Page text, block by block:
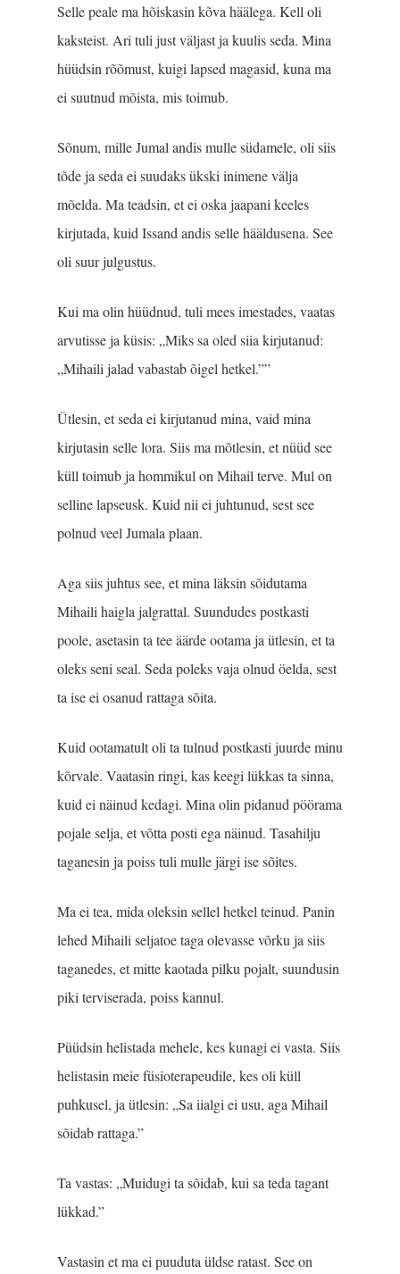
Selle peale ma hõiskasin kõva häälega. Kell oli
kaksteist. Ari tuli just väljast ja kuulis seda. Mina
hüüdsin rõõmust, kuigi lapsed magasid, kuna ma
ei suutnud mõista, mis toimub.
Sõnum, mille Jumal andis mulle südamele, oli siis
tõde ja seda ei suudaks ükski inimene välja
mõelda. Ma teadsin, et ei oska jaapani keeles
kirjutada, kuid Issand andis selle hääldusena. See
oli suur julgustus.
Kui ma olin hüüdnud, tuli mees imestades, vaatas
arvutisse ja küsis: „Miks sa oled siia kirjutanud:
„Mihaili jalad vabastab õigel hetkel.””
Ütlesin, et seda ei kirjutanud mina, vaid mina
kirjutasin selle lora. Siis ma mõtlesin, et nüüd see
küll toimub ja hommikul on Mihail terve. Mul on
selline lapseusk. Kuid nii ei juhtunud, sest see
polnud veel Jumala plaan.
Aga siis juhtus see, et mina läksin sõidutama
Mihaili haigla jalgrattal. Suundudes postkasti
poole, asetasin ta tee äärde ootama ja ütlesin, et ta
oleks seni seal. Seda poleks vaja olnud öelda, sest
ta ise ei osanud rattaga sõita.
Kuid ootamatult oli ta tulnud postkasti juurde minu
kõrvale. Vaatasin ringi, kas keegi lükkas ta sinna,
kuid ei näinud kedagi. Mina olin pidanud pöörama
pojale selja, et võtta posti ega näinud. Tasahilju
taganesin ja poiss tuli mulle järgi ise sõites.
Ma ei tea, mida oleksin sellel hetkel teinud. Panin
lehed Mihaili seljatoe taga olevasse võrku ja siis
taganedes, et mitte kaotada pilku pojalt, suundusin
piki terviserada, poiss kannul.
Püüdsin helistada mehele, kes kunagi ei vasta. Siis
helistasin meie füsioterapeudile, kes oli küll
puhkusel, ja ütlesin: „Sa iialgi ei usu, aga Mihail
sõidab rattaga.”
Ta vastas: „Muidugi ta sõidab, kui sa teda tagant
lükkad.”
Vastasin et ma ei puuduta üldse ratast. See on